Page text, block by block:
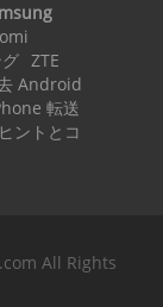
ZTE
Android
転送
ヒントとコ
All Rights